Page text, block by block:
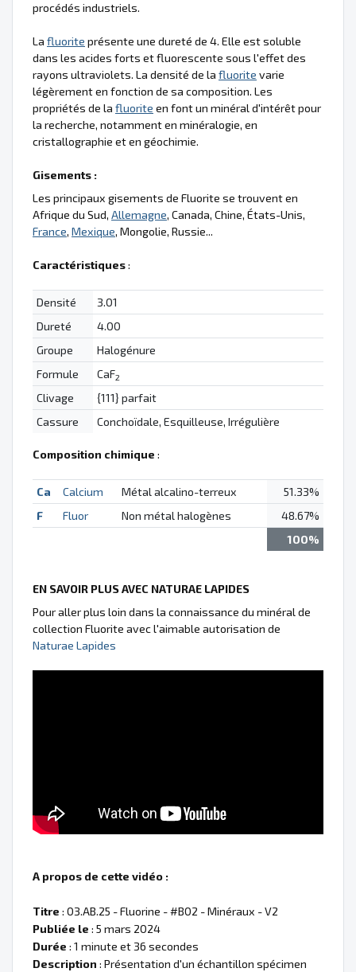
procédés industriels.
La fluorite présente une dureté de 4. Elle est soluble
dans les acides forts et fluorescente sous l'effet des
rayons ultraviolets. La densité de la fluorite varie
légèrement en fonction de sa composition. Les
propriétés de la fluorite en font un minéral d'intérêt pour
la recherche, notamment en minéralogie, en
cristallographie et en géochimie.
Gisements :
Les principaux gisements de Fluorite se trouvent en
Afrique du Sud, Allemagne, Canada, Chine, États-Unis,
France, Mexique, Mongolie, Russie...
Caractéristiques:
Densité
3.01
Dureté
4.00
Groupe
Halogénure
Formule
CaF2
Clivage
{111} parfait
Cassure
Conchoïdale, Esquilleuse, Irrégulière
Composition chimique :
Ca Calcium Métal alcalino-terreux
51.33%
F
Fluor Non métal halogènes
48.67%
100%
EN SAVOIR PLUS AVEC NATURAE LAPIDES
Pour aller plus loin dans la connaissance du minéral de
collection Fluorite avec l'aimable autorisation de
Naturae Lapides
A propos de cette vidéo :
Titre : 03.AB.25 - Fluorine - #B02 - Minéraux - V2
Publiée le : 5 mars 2024
Durée : 1 minute et 36 secondes
Description : Présentation d'un échantillon spécimen